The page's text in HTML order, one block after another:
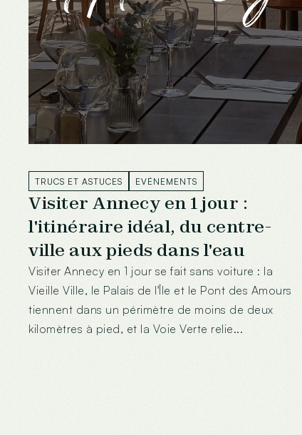
TRUCS ET ASTUCES EVÉNEMENTS
Visiter Annecy en 1 jour :
l'itinéraire idéal, du centre-
ville aux pieds dans l'eau
Visiter Annecy en 1 jour se fait sans voiture : la
Vieille Ville, le Palais de l'Île et le Pont des Amours
tiennent dans un périmètre de moins de deux
kilomètres à pied, et la Voie Verte relie...